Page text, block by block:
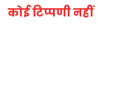
कोई टिप्पणी नहीं